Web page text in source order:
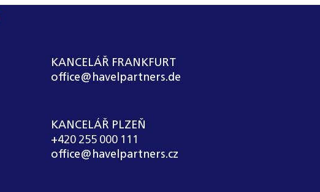
KANCELÁŘ FRANKFURT
office@havelpartners.de
KANCELÁŘ PLZEŇ
+420 255 000 111
office@havelpartners.cz